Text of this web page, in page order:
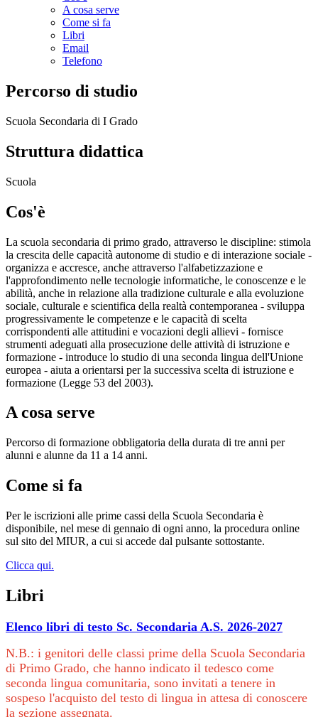
A cosa serve
Come si fa
Libri
Email
Telefono
Percorso di studio
Scuola Secondaria di I Grado
Struttura didattica
Scuola
Cos'è
La scuola secondaria di primo grado, attraverso le discipline: stimola
la crescita delle capacità autonome di studio e di interazione sociale -
organizza e accresce, anche attraverso l'alfabetizzazione e
l'approfondimento nelle tecnologie informatiche, le conoscenze e le
abilità, anche in relazione alla tradizione culturale e alla evoluzione
sociale, culturale e scientifica della realtà contemporanea - sviluppa
progressivamente le competenze e le capacità di scelta
corrispondenti alle attitudini e vocazioni degli allievi - fornisce
strumenti adeguati alla prosecuzione delle attività di istruzione e
formazione - introduce lo studio di una seconda lingua dell'Unione
europea - aiuta a orientarsi per la successiva scelta di istruzione e
formazione (Legge 53 del 2003).
A cosa serve
Percorso di formazione obbligatoria della durata di tre anni per
alunni e alunne da 11 a 14 anni.
Come si fa
Per le iscrizioni alle prime cassi della Scuola Secondaria è
disponibile, nel mese di gennaio di ogni anno, la procedura online
sul sito del MIUR, a cui si accede dal pulsante sottostante.
Clicca qui.
Libri
Elenco libri di testo Sc. Secondaria A.S. 2026-2027
N.B.: i genitori delle classi prime della Scuola Secondaria
di Primo Grado, che hanno indicato il tedesco come
seconda lingua comunitaria, sono invitati a tenere in
sospeso l'acquisto del testo di lingua in attesa di conoscere
la sezione assegnata.